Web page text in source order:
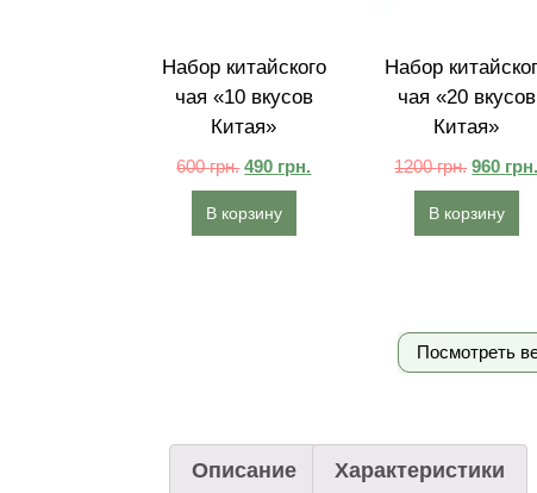
Набор китайского
чая «10 вкусов
Китая»
600грн. 490 грн.
В корзину
Набор
чая «20 вкусов
Китая»
1200грн. 960 грн.
В корзину
Посмотреть
Описание Характеристики